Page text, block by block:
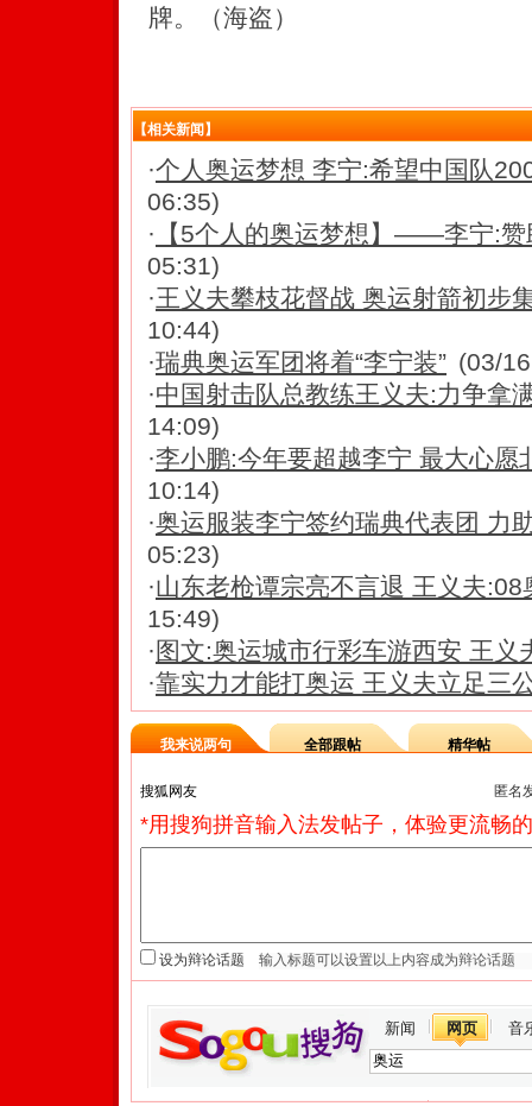
牌。（海盗）
【相关新闻】
·个人奥运梦想 李宁:希望中国队
06:35)
· 【5个人的奥运梦想】——李宁:
05:31)
·王义夫攀枝花督战 奥运射箭初步
10:44)
·瑞典奥运军团将着“李宁装” (03/
·中国射击队总教练王义夫:力争拿
14:09)
·李小鹏:今年要超越李宁 最大心愿
10:14)
·奥运服装李宁签约瑞典代表团 力
05:23)
·山东老枪谭宗亮不言退 王义夫:08
15:49)
· 图文:奥运城市行彩车游西安 王义
·靠实力才能打奥运 王义夫立足三
我来说两句 全部跟帖 精华帖
匿名
*用搜狗拼音输入法发帖子，体验更流畅
设为辩论话题
新闻 网页 音